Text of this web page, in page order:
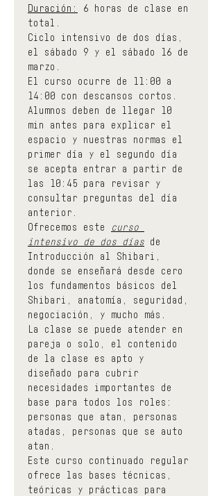
Duración:
6 horas de clase en
total.
Ciclo intensivo de dos días,
el sábado 9 y el sábado 16 de
marzo.
El curso ocurre de 11:00 a
14:00 con descansos cortos.
Alumnos deben de llegar 10
min antes para explicar el
espacio y nuestras normas el
primer día y el segundo día
se acepta entrar a partir de
las 10:45 para revisar y
consultar preguntas del día
anterior.
Ofrecemos este
curso
intensivo de dos días de
Introducción al Shibari,
donde se enseñará desde cero
los fundamentos básicos del
Shibari, anatomía, seguridad,
negociación, y mucho más.
La clase se puede atender en
pareja o solo, el contenido
de la clase es apto y
diseñado para cubrir
necesidades importantes de
base para todos los roles:
personas que atan, personas
atadas, personas que se auto
atan.
Este curso continuado regular
ofrece las bases técnicas,
teóricas y prácticas para